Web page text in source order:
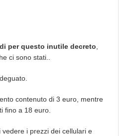
per questo inutile decreto
ci sono stati..
contenuto di 3 euro, mentre
fino a 18 euro.
i prezzi dei cellulari e